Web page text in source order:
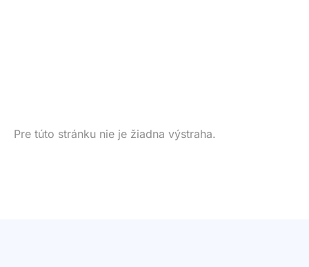
Pre túto stránku nie je žiadna výstraha.